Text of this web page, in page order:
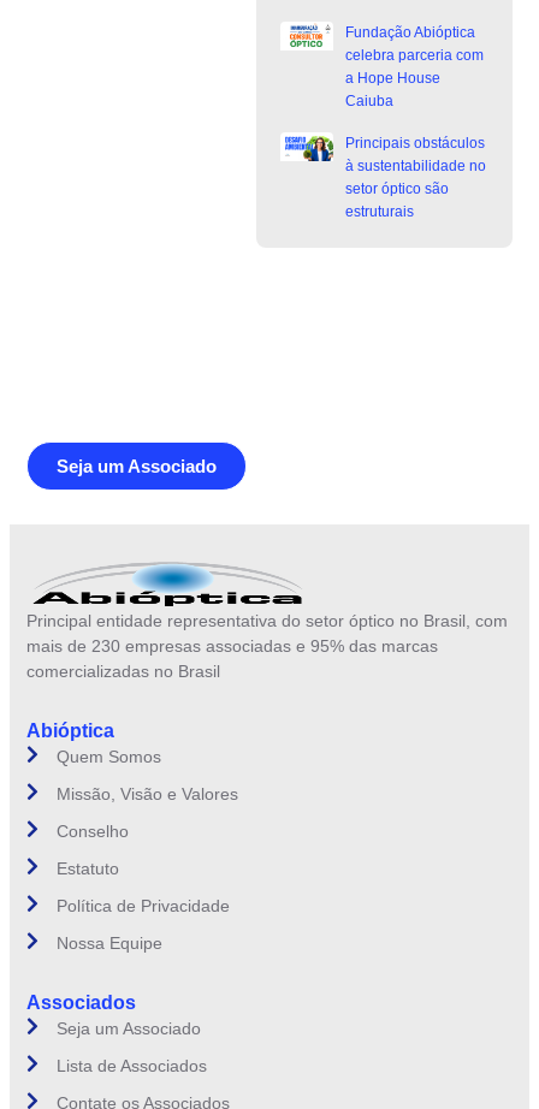
Fundação Abióptica
celebra parceria com
a Hope House
Caiuba
Principais obstáculos
à sustentabilidade no
setor óptico são
estruturais
Seja um Associado
Principal entidade representativa do setor óptico no Brasil, com
mais de 230 empresas associadas e 95% das marcas
comercializadas no Brasil
Abióptica
Quem Somos
Missão, Visão e Valores
Conselho
Estatuto
Política de Privacidade
Nossa Equipe
Associados
Seja um Associado
Lista de Associados
Contate os Associados